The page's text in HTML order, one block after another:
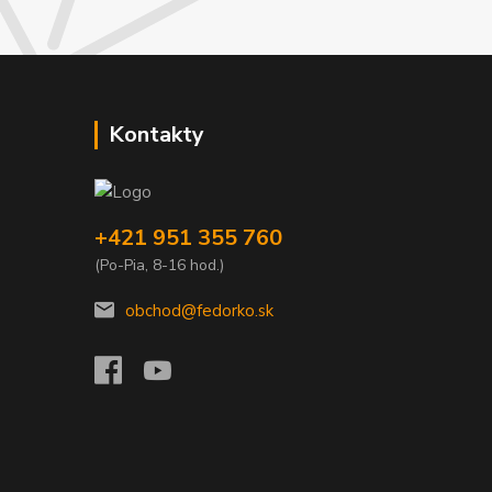
Kontakty
+421 951 355 760
(Po-Pia, 8-16 hod.)
obchod@fedorko.sk